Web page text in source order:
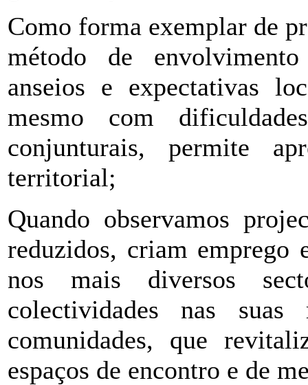
Como forma exemplar de
método de
anseios e expectativas
mesmo com
conjunturais, permite
territorial;
Quando observamos
reduzidos, criam emprego
nos mais diversos
colectividades nas
comunidades, que
espaços de encontro e de